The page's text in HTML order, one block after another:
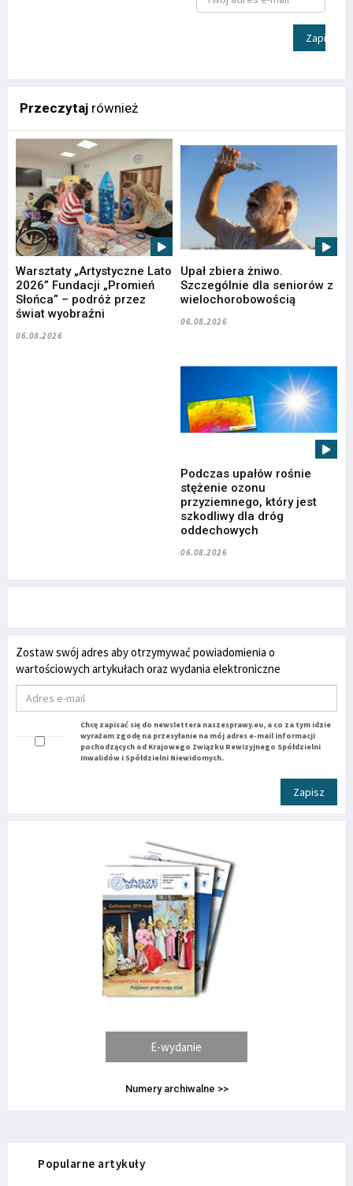
Zapisz
Przeczytaj również
Warsztaty „Artystyczne Lato
2026” Fundacji „Promień
Słońca” – podróż przez
świat wyobraźni
06.08.2026
Upał zbiera żniwo.
Szczególnie dla seniorów z
wielochorobowością
06.08.2026
Podczas upałów rośnie
stężenie ozonu
przyziemnego, który jest
szkodliwy dla dróg
oddechowych
06.08.2026
Zostaw swój adres aby otrzymywać powiadomienia o
wartościowych artykułach oraz wydania elektroniczne
Chcę zapisać się do newslettera naszesprawy.eu, a co za tym idzie
wyrażam zgodę na przesyłanie na mój adres e-mail informacji
pochodzących od Krajowego Związku Rewizyjnego Spółdzielni
Inwalidów i Spółdzielni Niewidomych.
Zapisz
E-wydanie
Numery archiwalne >>
Popularne artykuły